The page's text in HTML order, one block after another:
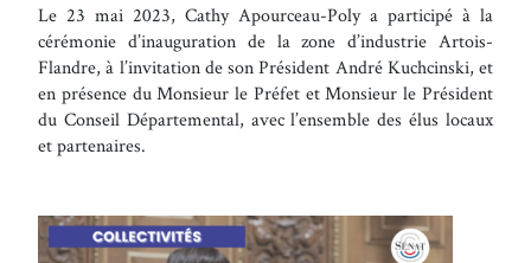
Le 23 mai 2023, Cathy Apourceau-Poly a participé à la
cérémonie d’inauguration de la zone d’industrie Artois-
Flandre, à l’invitation de son Président André Kuchcinski, et
en présence du Monsieur le Préfet et Monsieur le Président
du Conseil Départemental, avec l’ensemble des élus locaux
et partenaires.